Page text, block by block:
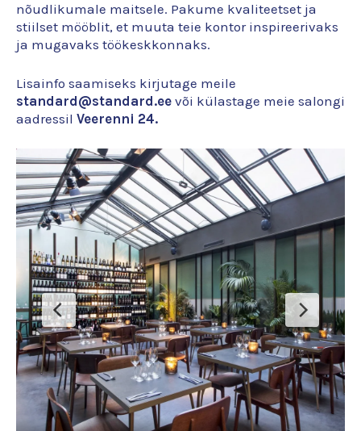
nõudlikumale maitsele. Pakume kvaliteetset ja
stiilset mööblit, et muuta teie kontor inspireerivaks
ja mugavaks töökeskkonnaks.
Lisainfo saamiseks kirjutage meile
standard@standard.ee või külastage meie salongi
aadressil Veerenni 24.